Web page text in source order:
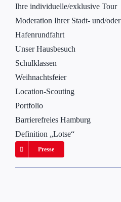
Ihre individuelle/exklusive Tour
Moderation Ihrer Stadt- und/oder
Hafenrundfahrt
Unser Hausbesuch
Schulklassen
Weihnachtsfeier
Location-Scouting
Portfolio
Barrierefreies Hamburg
Definition „Lotse“
Presse